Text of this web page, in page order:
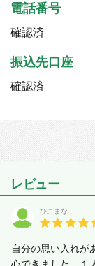
電話番号
確認済
振込先口座
確認済
レビュー
ひこまな
自分の思い入れが
心できました。１